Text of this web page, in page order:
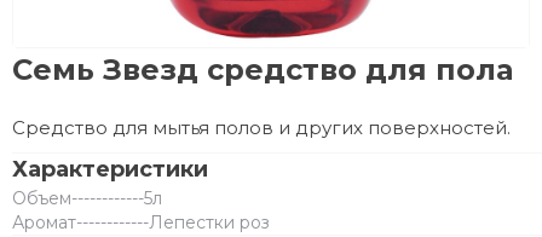
Семь Звезд средство для пола
Средство для мытья полов и других поверхностей.
Характеристики
Объем------------5л
Аромат------------Лепестки роз